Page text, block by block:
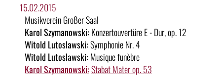
15.02.2015
Musikverein Großer Saal
Karol Szymanowski: Konzertouvertüre E - Dur, op. 12
Witold Lutoslawski:Symphonie Nr. 4
Witold Lutoslawski: Musique funèbre
Karol Szymanowski:Stabat Mater op. 53